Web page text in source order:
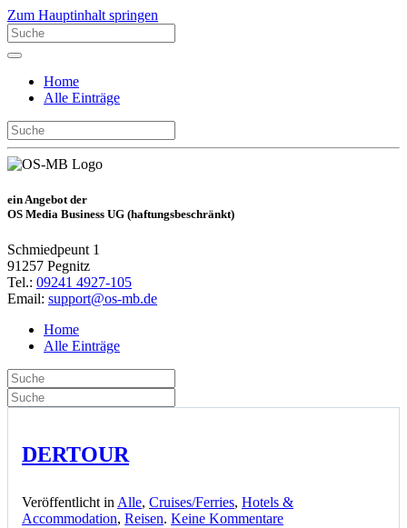
Zum Hauptinhalt springen
Home
Alle Einträge
ein Angebot der
OS Media Business UG (haftungsbeschränkt)
Schmiedpeunt 1
91257 Pegnitz
Tel.: 09241 4927-105
Email: support@os-mb.de
Home
Alle Einträge
DERTOUR
Veröffentlicht in Alle, Cruises/Ferries, Hotels &
Accommodation, Reisen. Keine Kommentarezu